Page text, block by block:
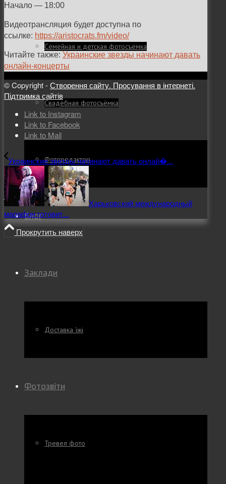
Семейная и детская фотосъемка
Свадебная фотосъёмка
Фоторедактор
Блог
Заклади
Доставка їжі
Фотозвіти
Тревел фото
Начало — 18:00
Видеотрансляция будет доступна по
ссылке: https://aristocrats.fm/video/
Читайте также: Украинские звезды начинают давать
онлайн-концерты
© Copyright -Створення сайту. Просування в інтернеті.
Підтримка сайтів
Link to Instagram
Link to Facebook
Link to Mail
Украинские звезды начинают давать онлай�...
Харьковский международный
марафон готовит...
Прокрутить наверх